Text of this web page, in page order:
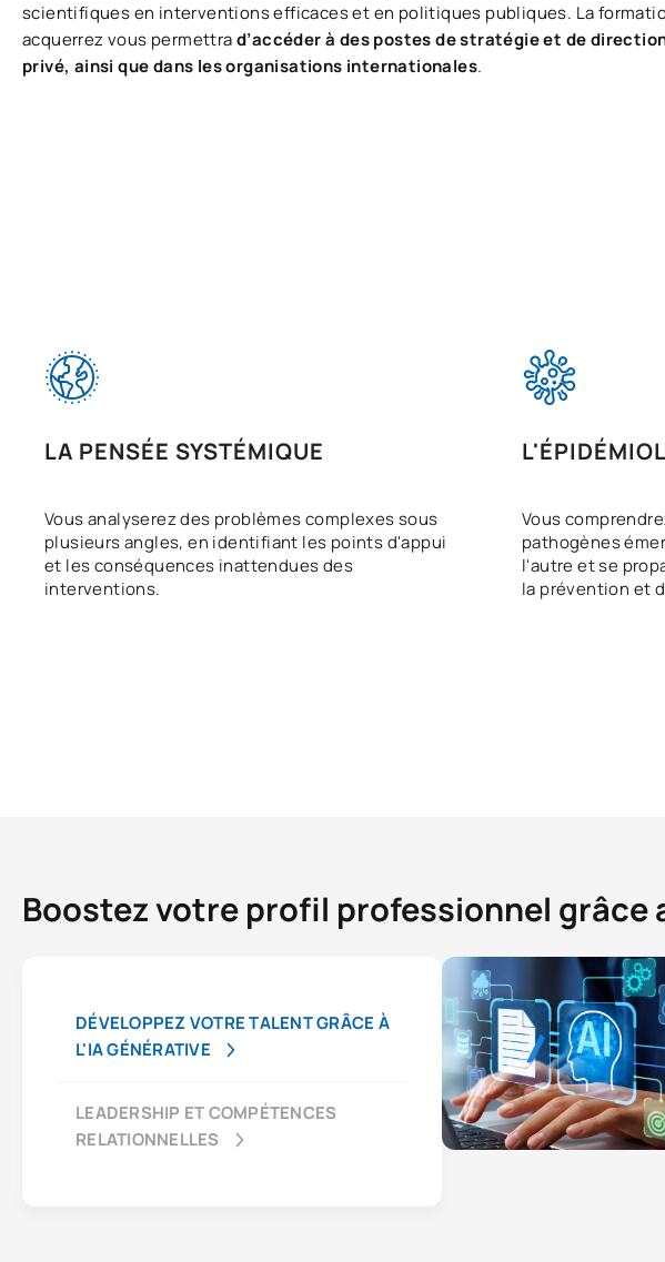
scientifiques en interventions efficaces et en politiques publiques. La
acquerrez vous permettrad’accéder à des postes de stratégie et de
privé, ainsi que dans les organisations internationales.
LA PENSÉE SYSTÉMIQUE
Vous analyserez des problèmes complexes sous
plusieurs angles, en identifiant les points d'appui
et les conséquences inattendues des
interventions.
Vous
pathogènes
l'autre et se
la prévention et
Boostez votre profil professionnel
DÉVELOPPEZ VOTRE TALENT GRÂCE À
L'IA GÉNÉRATIVE
LEADERSHIP ET COMPÉTENCES
RELATIONNELLES